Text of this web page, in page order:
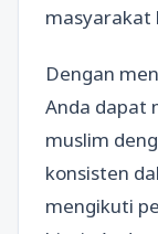
masyarakat
Dengan
Anda dapat
muslim
konsisten
mengikuti